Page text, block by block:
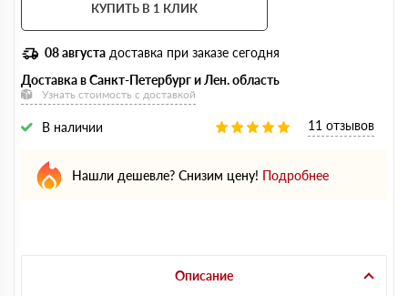
КУПИТЬ В 1 КЛИК
08 августа доставка при заказе сегодня
Доставка в Санкт-Петербург и Лен. область
Узнать стоимость с доставкой
В наличии 11 отзывов
Нашли дешевле? Снизим цену! Подробнее
Описание